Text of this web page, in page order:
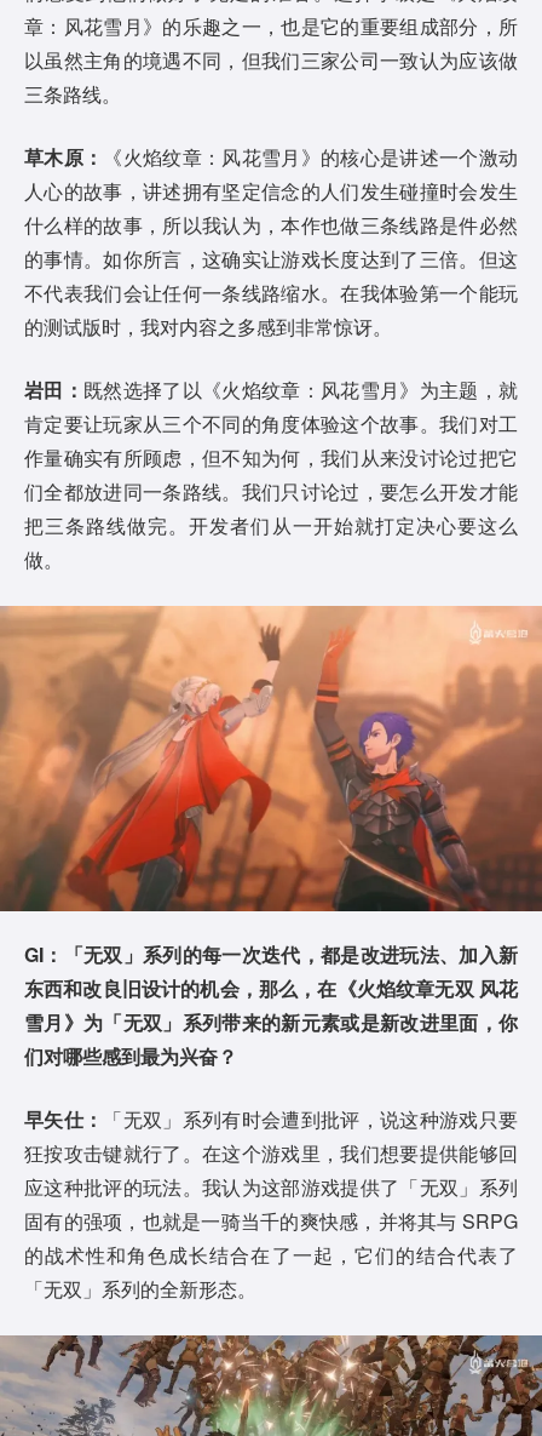
章：风花雪月》的乐趣之一，也是它的重要组成部分，所
以虽然主角的境遇不同，但我们三家公司一致认为应该做
三条路线。
草木原：
《火焰纹章：风花雪月》的核心是讲述一个激动
人心的故事，讲述拥有坚定信念的人们发生碰撞时会发生
什么样的故事，所以我认为，本作也做三条线路是件必然
的事情。如你所言，这确实让游戏长度达到了三倍。但这
不代表我们会让任何一条线路缩水。在我体验第一个能玩
的测试版时，我对内容之多感到非常惊讶。
岩田： 既然选择了以《火焰纹章：风花雪月》为主题，就
肯定要让玩家从三个不同的角度体验这个故事。我们对工
作量确实有所顾虑，但不知为何，我们从来没讨论过把它
们全都放进同一条路线。我们只讨论过，要怎么开发才能
把三条路线做完。开发者们从一开始就打定决心要这么
做。
GI：「无双」系列的每一次迭代，都是改进玩法、加入新
东西和改良旧设计的机会，那么，在《火焰纹章无双 风花
雪月》为「无双」系列带来的新元素或是新改进里面，你
们对哪些感到最为兴奋？
早矢仕：
「无双」系列有时会遭到批评，说这种游戏只要
狂按攻击键就行了。在这个游戏里，我们想要提供能够回
应这种批评的玩法。我认为这部游戏提供了「无双」系列
固有的强项，也就是一骑当千的爽快感，并将其与 SRPG
的战术性和角色成长结合在了一起，它们的结合代表了
「无双」系列的全新形态。